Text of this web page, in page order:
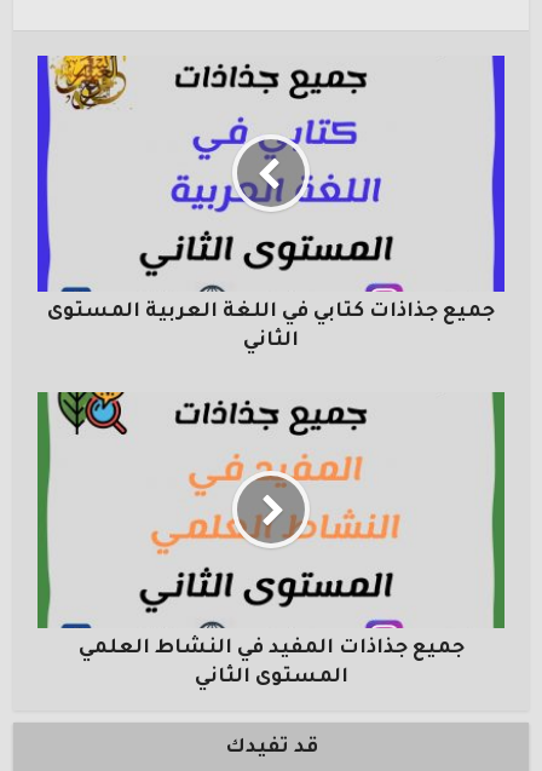
جميع جذاذات كتابي في اللغة العربية المستوى
الثاني
جميع جذاذات المفيد في النشاط العلمي
المستوى الثاني
قد تفيدك